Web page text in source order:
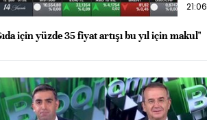
21:06
için yüzde 35 fiyat artışı bu yıl için makul"